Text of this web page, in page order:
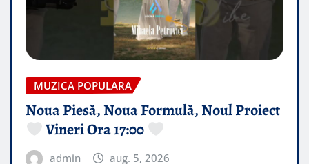
MUZICA POPULARA
Noua Piesă, Noua Formulă, Noul Proiect
Vineri Ora 17:00
admin aug. 5, 2026